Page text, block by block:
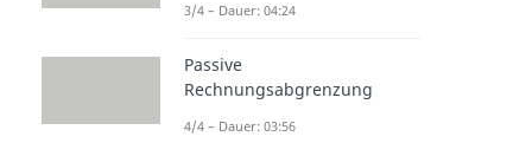
3/4 – Dauer: 04:24
Passive
Rechnungsabgrenzung
4/4 – Dauer: 03:56